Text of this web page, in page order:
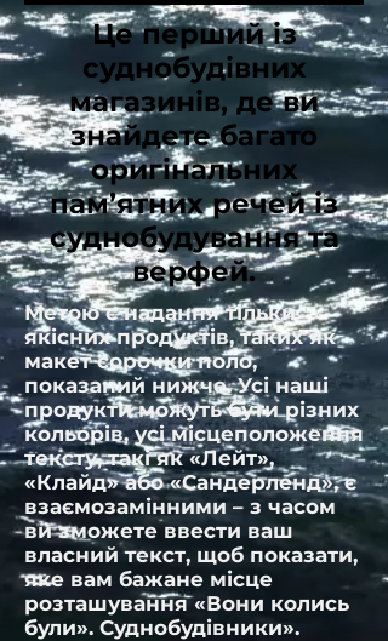
Це перший із
суднобудівних
магазинів, де ви
знайдете багато
оригінальних
пам’ятних речей із
суднобудування та
верфей.
Метою є надання тільки
якісних продуктів, таких як
макет сорочки поло,
показаний нижче. Усі наші
продукти можуть бути різних
кольорів, усі місцеположення
тексту, такі як «Лейт»,
«Клайд» або «Сандерленд», є
взаємозамінними – з часом
ви зможете ввести ваш
власний текст, щоб показати,
яке вам бажане місце
розташування «Вони колись
були». Суднобудівники».